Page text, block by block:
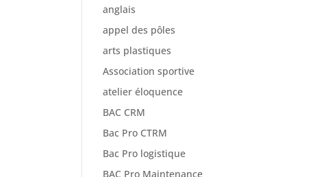
anglais
appel des pôles
arts plastiques
Association sportive
atelier éloquence
BAC CRM
Bac Pro CTRM
Bac Pro logistique
BAC Pro Maintenance